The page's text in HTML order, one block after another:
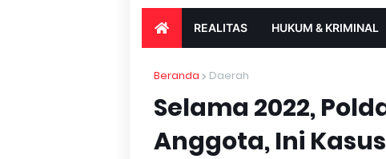
REALITAS HUKUM & KRIMINAL
Beranda Daerah
Selama 2022,
Anggota, Ini